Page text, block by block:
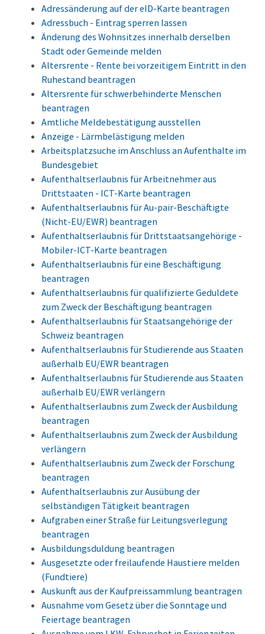
Adressänderung auf der eID-Karte beantragen
Adressbuch - Eintrag sperren lassen
Änderung des Wohnsitzes innerhalb derselben
Stadt oder Gemeinde melden
Altersrente - Rente bei vorzeitigem Eintritt in den
Ruhestand beantragen
Altersrente für schwerbehinderte Menschen
beantragen
Amtliche Meldebestätigung ausstellen
Anzeige - Lärmbelästigung melden
Arbeitsplatzsuche im Anschluss an Aufenthalte im
Bundesgebiet
Aufenthaltserlaubnis für Arbeitnehmer aus
Drittstaaten - ICT-Karte beantragen
Aufenthaltserlaubnis für Au-pair-Beschäftigte
(Nicht-EU/EWR) beantragen
Aufenthaltserlaubnis für Drittstaatsangehörige -
Mobiler-ICT-Karte beantragen
Aufenthaltserlaubnis für eine Beschäftigung
beantragen
Aufenthaltserlaubnis für qualifizierte Geduldete
zum Zweck der Beschäftigung beantragen
Aufenthaltserlaubnis für Staatsangehörige der
Schweiz beantragen
Aufenthaltserlaubnis für Studierende aus Staaten
außerhalb EU/EWR beantragen
Aufenthaltserlaubnis für Studierende aus Staaten
außerhalb EU/EWR verlängern
Aufenthaltserlaubnis zum Zweck der Ausbildung
beantragen
Aufenthaltserlaubnis zum Zweck der Ausbildung
verlängern
Aufenthaltserlaubnis zum Zweck der Forschung
beantragen
Aufenthaltserlaubnis zur Ausübung der
selbständigen Tätigkeit beantragen
Aufgraben einer Straße für Leitungsverlegung
beantragen
Ausbildungsduldung beantragen
Ausgesetzte oder freilaufende Haustiere melden
(Fundtiere)
Auskunft aus der Kaufpreissammlung beantragen
Ausnahme vom Gesetz über die Sonntage und
Feiertage beantragen